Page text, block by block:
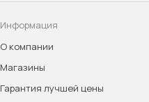
Информация
О компании
Магазины
Гарантия лучшей цены